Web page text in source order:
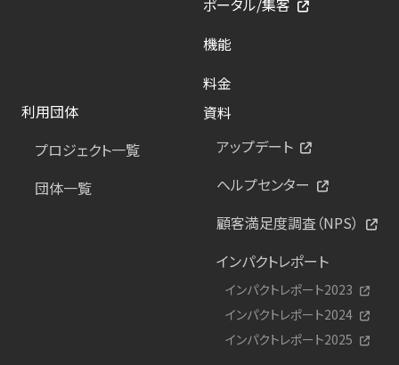
機能
料金
利用団体
プロジェクト一覧
団体一覧
資料
アップデート
ヘルプセンター
顧客満足度調査（NPS）
インパクトレポート
インパクトレポート2023
インパクトレポート2024
インパクトレポート2025